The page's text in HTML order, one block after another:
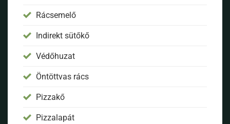
Rácsemelő
Indirekt sütőkő
Védőhuzat
Öntöttvas rács
Pizzakő
Pizzalapát